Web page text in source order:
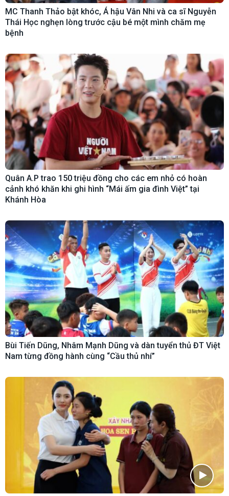
MC Thanh Thảo bật khóc, Á hậu Vân Nhi và ca sĩ Nguyễn
Thái Học nghẹn lòng trước cậu bé một mình chăm mẹ
bệnh
Quân A.P trao 150 triệu đồng cho các em nhỏ có hoàn
cảnh khó khăn khi ghi hình “Mái ấm gia đình Việt” tại
Khánh Hòa
Bùi Tiến Dũng, Nhâm Mạnh Dũng và dàn tuyển thủ ĐT Việt
Nam từng đồng hành cùng “Cầu thủ nhí”